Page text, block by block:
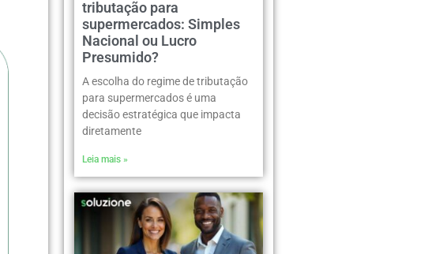
tributação para
supermercados: Simples
Nacional ou Lucro
Presumido?
A escolha do regime de tributação
para supermercados é uma
decisão estratégica que impacta
diretamente
Leia mais »